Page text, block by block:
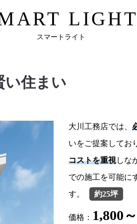
LIGHT
スマートライト
い住まい
大川工務店では、
いをご提案してお
コストを重視しな
での施工を可能に
す。
約25坪
価格： 1,800